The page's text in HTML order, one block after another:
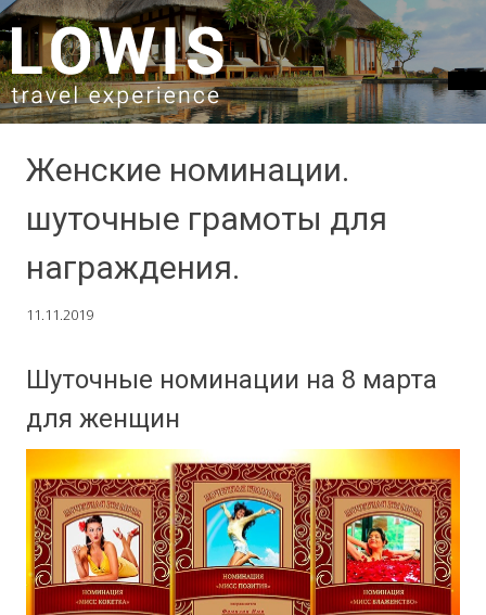
SKIP TO CONTENT
Женские номинации.
шуточные грамоты для
награждения.
11.11.2019
Шуточные номинации на 8 марта
для женщин